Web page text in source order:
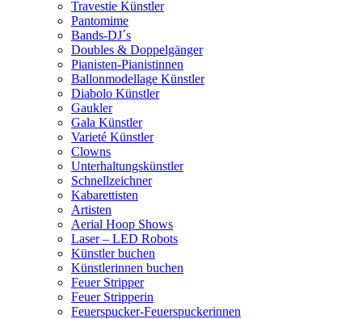
Travestie Künstler
Pantomime
Bands-DJ´s
Doubles & Doppelgänger
Pianisten-Pianistinnen
Ballonmodellage Künstler
Diabolo Künstler
Gaukler
Gala Künstler
Varieté Künstler
Clowns
Unterhaltungskünstler
Schnellzeichner
Kabarettisten
Artisten
Aerial Hoop Shows
Laser – LED Robots
Künstler buchen
Künstlerinnen buchen
Feuer Stripper
Feuer Stripperin
Feuerspucker-Feuerspuckerinnen